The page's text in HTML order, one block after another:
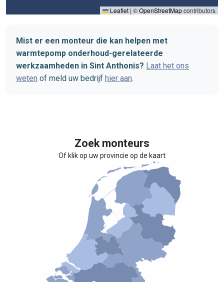
Leaflet | ©OpenStreetMapcontributors
Mist er een monteur die kan helpen met
warmtepomp onderhoud-gerelateerde
werkzaamheden in Sint Anthonis? Laat het ons
weten of meld uw bedrijf hier aan.
Zoek monteurs
Of klik op uw provincie op de kaart